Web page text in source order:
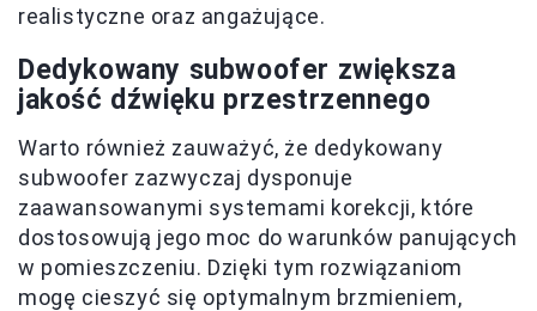
realistyczne oraz angażujące.
Dedykowany subwoofer zwiększa
jakość dźwięku przestrzennego
Warto również zauważyć, że dedykowany
subwoofer zazwyczaj dysponuje
zaawansowanymi systemami korekcji, które
dostosowują jego moc do warunków panujących
w pomieszczeniu. Dzięki tym rozwiązaniom
mogę cieszyć się optymalnym brzmieniem,